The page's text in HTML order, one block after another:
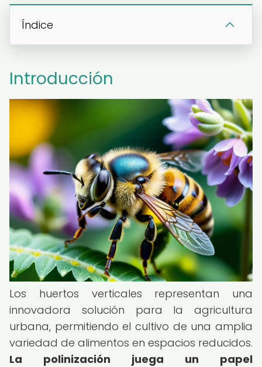
Índice
Introducción
Los huertos verticales representan una
innovadora solución para la agricultura
urbana, permitiendo el cultivo de una amplia
variedad de alimentos en espacios reducidos.
La polinización juega un papel